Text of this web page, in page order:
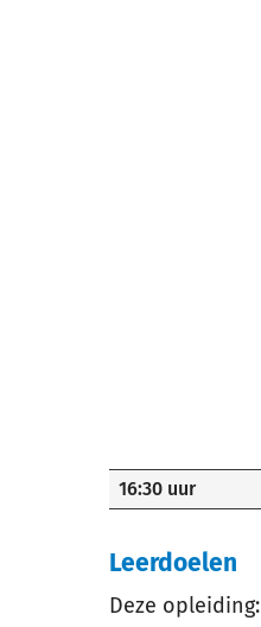
16:30 uur
Leerdoelen
Deze opleiding: